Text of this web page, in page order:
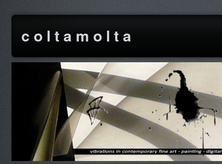
c o l t a m o l t a